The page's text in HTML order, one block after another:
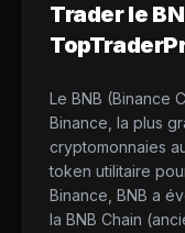
Trader le
Le BNB (Binance
Binance, la plus
cryptomonnaies
token utilitaire
Binance, BNB a
la BNB Chain